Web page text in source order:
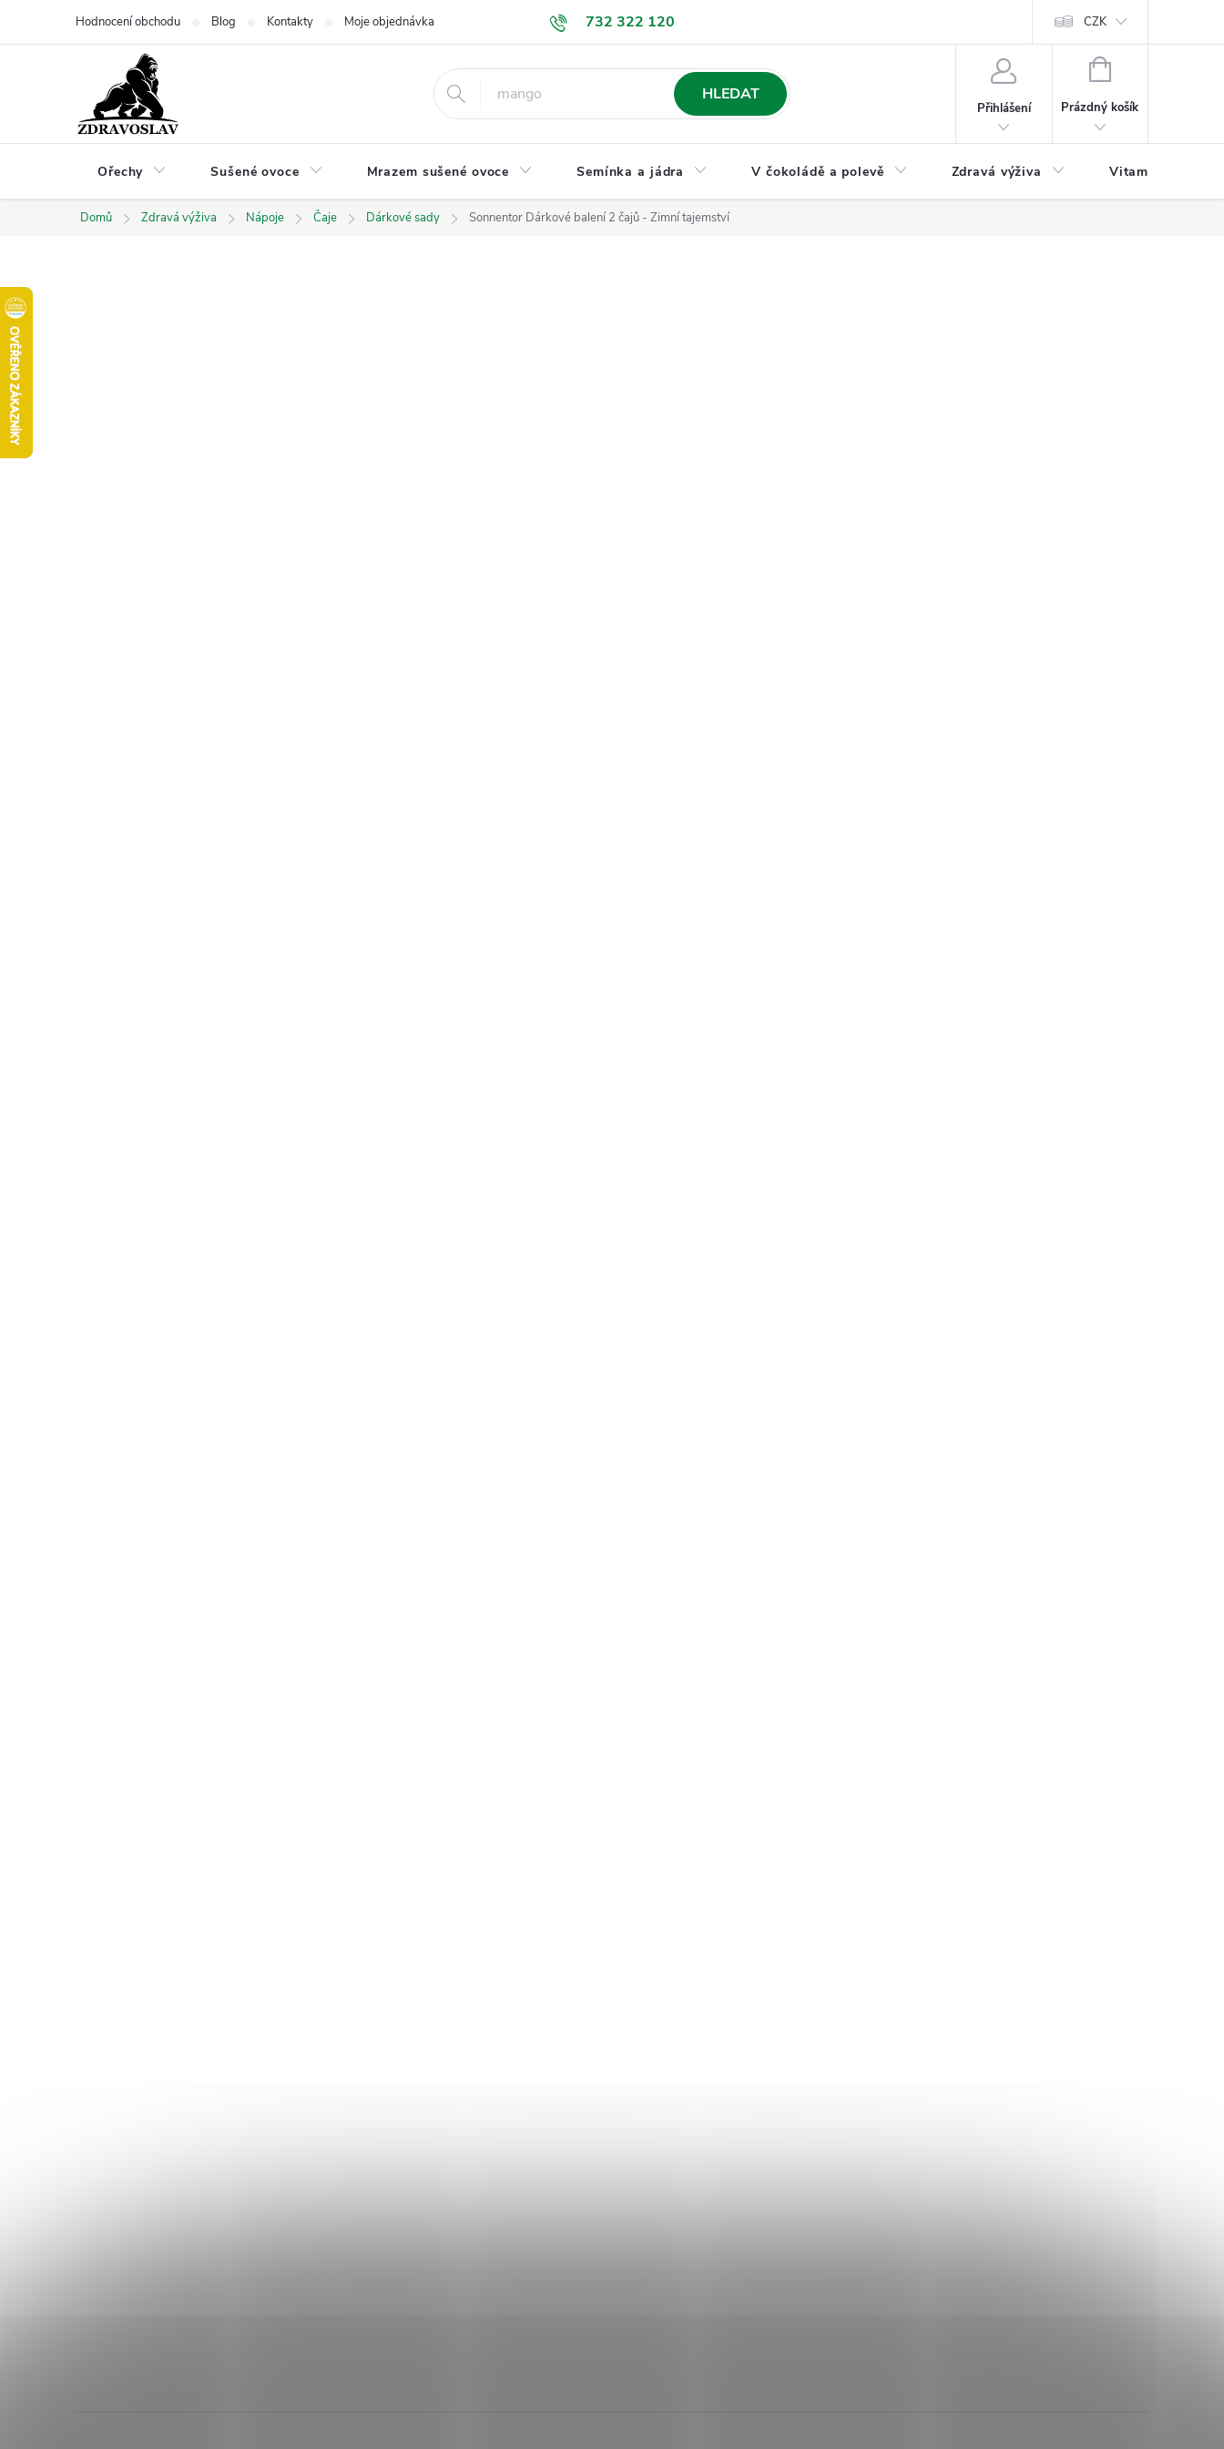
732 322 120
Hodnocení obchodu Blog Kontakty Moje objednávka GDPR a ochrana osobních údajů Jak nakupovat Formulář pro odstoupení od
CZK
HLEDAT
Přihlášení
NÁKUPNÍ
Prázdný košík
Ořechy Sušené ovoce Mrazem sušené ovoce Semínka a jádra V čokoládě a polevě Zdravá výživa Vitamíny a
Domů Zdravá výživa Nápoje Čaje Dárkové sady Sonnentor Dárkové balení 2 čajů - Zimní tajemství